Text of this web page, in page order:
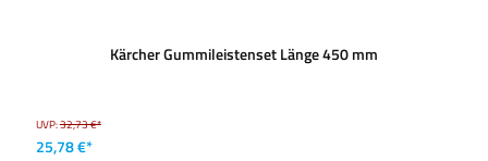
Kärcher Gummileistenset Länge 450 mm
UVP:32,73 €*
25,78 €*